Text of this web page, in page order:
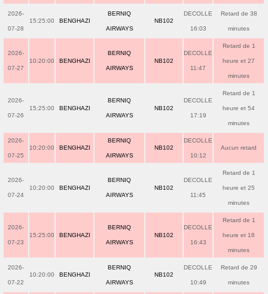
2026-
07-28
15:25:00 BENGHAZI
BERNIQ
AIRWAYS
NB102
DECOLLE
16:03
Retard de 38
minutes
2026-
07-27
10:20:00 BENGHAZI
BERNIQ
AIRWAYS
NB102
DECOLLE
11:47
Retard de 1
heure et 27
minutes
2026-
07-26
15:25:00 BENGHAZI
BERNIQ
AIRWAYS
NB102
DECOLLE
17:19
Retard de 1
heure et 54
minutes
2026-
07-25
10:20:00 BENGHAZI
BERNIQ
AIRWAYS
NB102
DECOLLE
10:12
Aucun retard
2026-
07-24
10:20:00 BENGHAZI
BERNIQ
AIRWAYS
NB102
DECOLLE
11:45
Retard de 1
heure et 25
minutes
2026-
07-23
15:25:00 BENGHAZI
BERNIQ
AIRWAYS
NB102
DECOLLE
16:43
Retard de 1
heure et 18
minutes
2026-
07-22
10:20:00 BENGHAZI
BERNIQ
AIRWAYS
NB102
DECOLLE
10:49
Retard de 29
minutes